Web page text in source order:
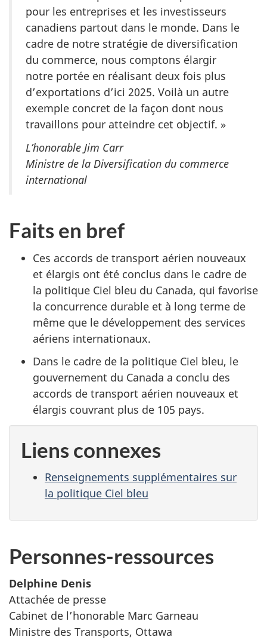
pour les entreprises et les investisseurs
canadiens partout dans le monde. Dans le
cadre de notre stratégie de diversification
du commerce, nous comptons élargir
notre portée en réalisant deux fois plus
d’exportations d’ici 2025. Voilà un autre
exemple concret de la façon dont nous
travaillons pour atteindre cet objectif. »
L’honorable Jim Carr
Ministre de la Diversification du commerce
international
Faits en bref
Ces accords de transport aérien nouveaux
et élargis ont été conclus dans le cadre de
la politique Ciel bleu du Canada, qui favorise
la concurrence durable et à long terme de
même que le développement des services
aériens internationaux.
Dans le cadre de la politique Ciel bleu, le
gouvernement du Canada a conclu des
accords de transport aérien nouveaux et
élargis couvrant plus de 105 pays.
Liens connexes
Renseignements supplémentaires sur
la politique Ciel bleu
Personnes-ressources
Delphine Denis
Attachée de presse
Cabinet de l’honorable Marc Garneau
Ministre des Transports, Ottawa